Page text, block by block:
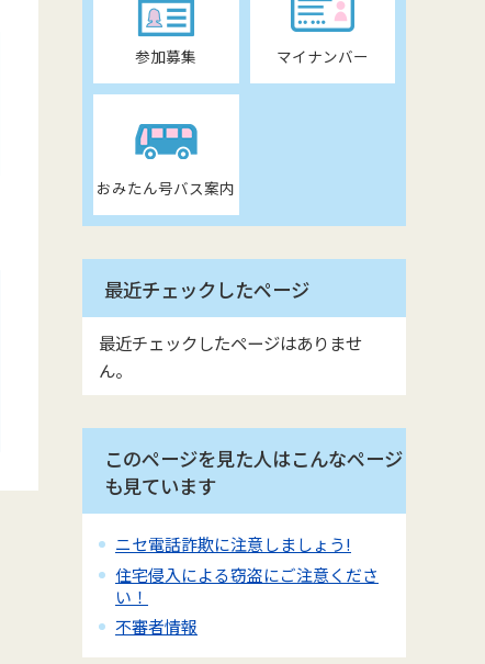
参加募集 マイナンバー
おみたん号バス案内
最近チェックしたページ
最近チェックしたページはありませ
ん。
このページを見た人はこんなページ
も見ています
ニセ電話詐欺に注意しましょう!
住宅侵入による窃盗にご注意くださ
い！
不審者情報